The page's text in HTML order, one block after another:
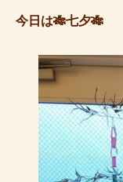
今日は🎋七夕🎋